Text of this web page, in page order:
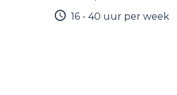
16 - 40 uur per week